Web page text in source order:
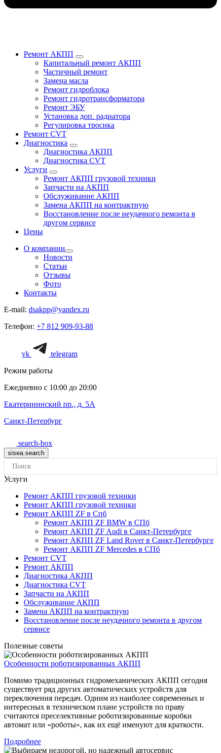
Ремонт АКПП
Капитальный ремонт АКПП
Частичный ремонт
Замена масла
Ремонт гидроблока
Ремонт гидротрансформатора
Ремонт ЭБУ
Установка доп. радиатора
Регулировка тросика
Ремонт CVT
Диагностика
Диагностика АКПП
Диагностика CVT
Услуги
Ремонт АКПП грузовой техники
Запчасти на АКПП
Обслуживание АКПП
Замена АКПП на контрактную
Восстановление после неудачного ремонта в
другом сервисе
Цены
О компании
Новости
Статьи
Отзывы
Фото
Контакты
E-mail: dsakpp@yandex.ru
Телефон: +7 812 909-93-88
vk
telegram
Режим работы
Ежедневно с 10:00 до 20:00
Екатерининский пр., д. 5А
Санкт-Петербург
search-box
Услуги
Ремонт АКПП грузовой техники
Ремонт АКПП грузовой техники
Ремонт АКПП ZF в Спб
Ремонт АКПП ZF BMW в СПб
Ремонт АКПП ZF Audi в Санкт-Петербурге
Ремонт АКПП ZF Land Rover в Санкт-Петербурге
Ремонт АКПП ZF Mercedes в СПб
Ремонт CVT
Ремонт AКПП
Диагностика АКПП
Диагностика CVT
Запчасти на АКПП
Обслуживание АКПП
Замена АКПП на контрактную
Восстановление после неудачного ремонта в другом
сервисе
Полезные советы
Особенности роботизированных АКПП
Помимо традиционных гидромеханических АКПП сегодня
существует ряд других автоматических устройств для
переключения передач. Одним из наиболее современных и
интересных в техническом плане устройств по праву
считаются преселективные роботизированные коробки
автомат или «роботы», как их ещё именуют для краткости.
Подробнее